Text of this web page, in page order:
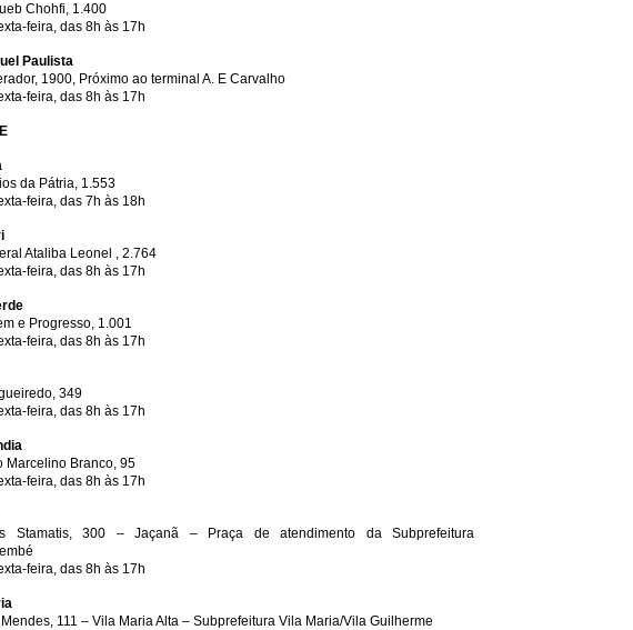
Chohfi, 1.400
feira, das 8h às 17h
Paulista
1900, Próximo ao terminal A. E Carvalho
feira, das 8h às 17h
da Pátria, 1.553
feira, das 7h às 18h
Ataliba Leonel , 2.764
feira, das 8h às 17h
e Progresso, 1.001
feira, das 8h às 17h
349
feira, das 8h às 17h
Marcelino Branco, 95
feira, das 8h às 17h
Stamatis, 300 – Jaçanã – Praça de atendimento da Subprefeitura
feira, das 8h às 17h
111 – Vila Maria Alta – Subprefeitura Vila Maria/Vila Guilherme